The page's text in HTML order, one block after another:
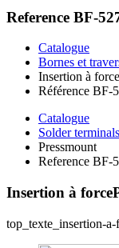
Reference BF-
Catalogue
Bornes et
Insertion à force
Référence BF-
Catalogue
Solder
Pressmount
Reference BF-
Insertion à force
top_texte_insertion-a-